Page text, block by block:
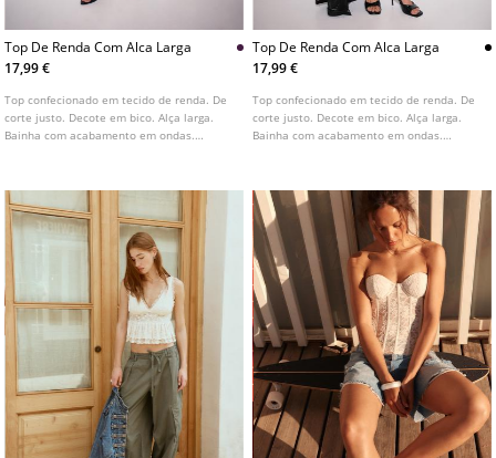
Top De Renda Com Alca Larga
17,99 €
Top confecionado em tecido de renda. De
corte justo. Decote em bico. Alça larga.
Bainha com acabamento em ondas.
Top De Renda Com Alca Larga
17,99 €
Top confecionado em tecido de renda. De
corte justo. Decote em bico. Alça larga.
Bainha com acabamento em ondas.